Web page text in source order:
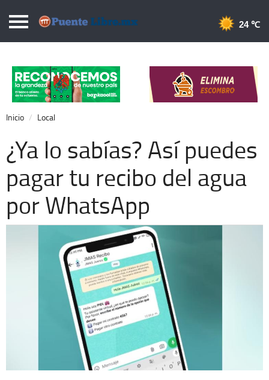
Puentelibre.mx
Local
Nacional
Opinión
Cronos
Economía
Espectáculos
Deportes
24 ℃
Inicio Local
¿Ya lo sabías? Así puedes
pagar tu recibo del agua
por WhatsApp